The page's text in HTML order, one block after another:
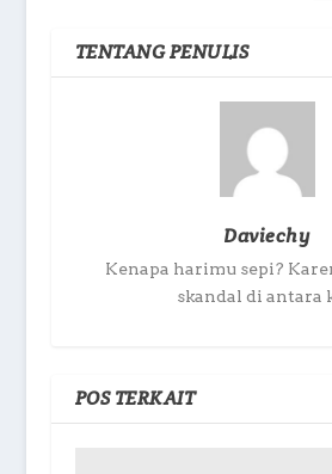
TENTANG PENULIS
Daviechy
Kenapa harimu sepi?
skandal di antara
POS TERKAIT